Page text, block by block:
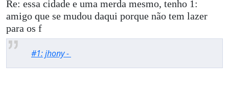
Re: essa cidade e uma merda mesmo, tenho 1:
amigo que se mudou daqui porque não tem lazer
para os f
#1: jhony -